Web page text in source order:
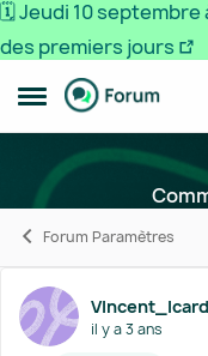
🗓️ Jeudi 10 septembre
des premiers jours
Ouvrir Menu Latéral
Passer au
Forum Paramètres
Forum
il y a 3 ans